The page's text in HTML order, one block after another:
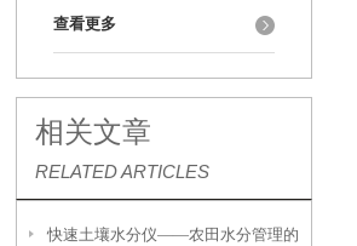
查看更多
相关文章
RELATED ARTICLES
快速土壤水分仪——农田水分管理的